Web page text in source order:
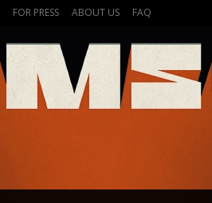
FOR PRESS ABOUT US FAQ